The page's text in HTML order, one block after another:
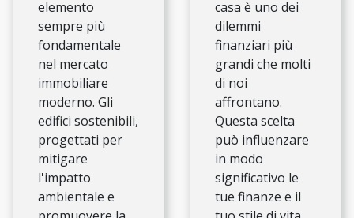
elemento
sempre più
fondamentale
nel mercato
immobiliare
moderno. Gli
edifici sostenibili,
progettati per
mitigare
l'impatto
ambientale e
casa è uno dei
dilemmi
finanziari più
grandi che molti
di noi
affrontano.
Questa scelta
può influenzare
in modo
significativo le
tue finanze e il